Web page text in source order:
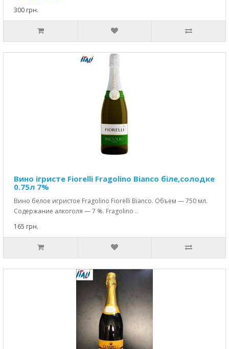
300 грн.
Вино ігристе Fiorelli Fragolino Bianco біле,солодке
0.75л 7%
Вино белое игристое Fragolino Fiorelli Bianco. Объем — 750 мл.
Содержание алкоголя — 7 %. Fragolino ..
165 грн.